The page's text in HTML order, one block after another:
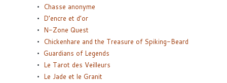
Chasse anonyme
D’encre et d’or
N-Zone Quest
Chickenhare and the Treasure of Spiking-Beard
Guardians of Legends
Le Tarot des Veilleurs
Le Jade et le Granit